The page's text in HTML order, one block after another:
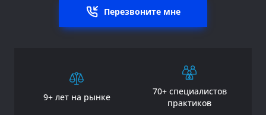
Перезвоните мне
9+ лет на рынке
70+ специалистов
практиков